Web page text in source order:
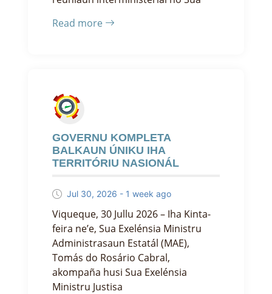
Read more
GOVERNU KOMPLETA
BALKAUN ÚNIKU IHA
TERRITÓRIU NASIONÁL
Jul 30, 2026 - 1 week ago
Viqueque, 30 Jullu 2026 – Iha Kinta-
feira ne’e, Sua Exelénsia Ministru
Administrasaun Estatál (MAE),
Tomás do Rosário Cabral,
akompaña husi Sua Exelénsia
Ministru Justisa